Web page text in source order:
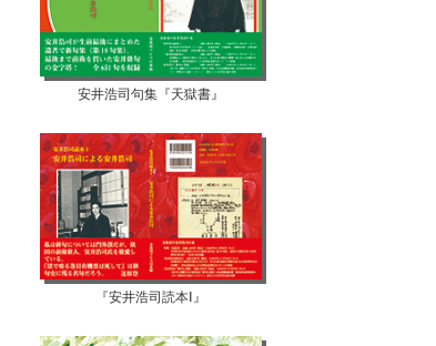
安井浩司句集『天獄書』
『安井浩司読本Ⅰ』